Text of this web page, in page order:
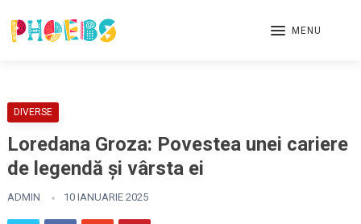
MENU
DIVERSE
Loredana Groza: Povestea unei cariere
de legendă și vârsta ei
ADMIN 10 IANUARIE 2025